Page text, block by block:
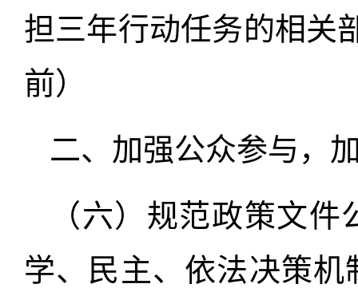
担三年行动任务的相关
前）
二、加强公众参与，
（六）规范政策文
学、民主、依法决策